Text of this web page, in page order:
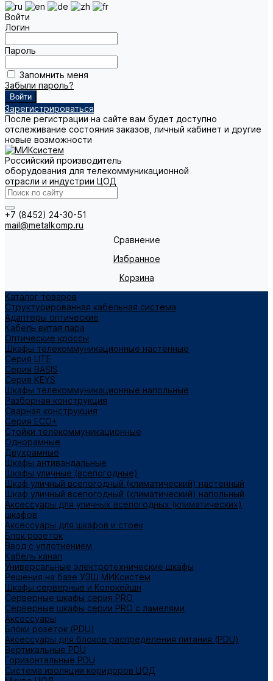
Войти
Логин
Пароль
Запомнить меня
Забыли пароль?
Зарегистрироваться
После регистрации на сайте вам будет доступно
отслеживание состояния заказов, личный кабинет и другие
новые возможности
Российский производитель
оборудования для телекоммуникационной
отрасли и индустрии ЦОД
+7 (8452) 24-30-51
mail@metalkomp.ru
Сравнение
Избранное
Корзина
Каталог товаров
Структурированная кабельная система
Адаптеры оптические
Кабель витая пара
Оптические кроссы
Шкафы телекоммуникационные настенные
Cерия LITE
Cерия BASIS
Cерия KEYS
Шкафы телекоммуникационные напольные
Разборная конструкция
Сварная конструкция
Серия ECO+
Стойки телекоммуникационные
Однорамные
Двухрамные
Шкафы антивандальные
Шкафы уличные (всепогодные)
Шкаф уличный всепогодный (климатический) настенный
Шкаф уличный всепогодный (климатический) напольный
Аксессуары для уличных всепогодных (климатических)
шкафов
Аксессуары для шкафов и стоек
Блок розеток
Ввод с уплотнением
Кабель канал
Универсальные электротехнические шкафы
Решения на базе УЭШ МИКсистем
Шкафы серверные и Колокейшн
Серверные шкафы серия PRO
Серверные шкафы серии PRO с ламелями
Аксессуары
Блоки розеток (PDU)
Аксессуары для блоков распределения питания (PDU)
Вертикальные PDU
Горизонтальные PDU
Система изоляции коридоров ЦОД